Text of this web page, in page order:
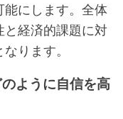
能にします。全体
と経済的課題に対
ります。
ように自信を高